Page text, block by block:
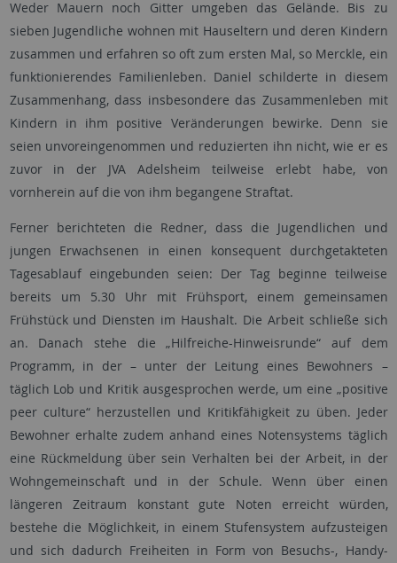
Weder Mauern noch Gitter umgeben das Gelände. Bis zu
sieben Jugendliche wohnen mit Hauseltern und deren Kindern
zusammen und erfahren so oft zum ersten Mal, so Merckle, ein
funktionierendes Familienleben. Daniel schilderte in diesem
Zusammenhang, dass insbesondere das Zusammenleben mit
Kindern in ihm positive Veränderungen bewirke. Denn sie
seien unvoreingenommen und reduzierten ihn nicht, wie er es
zuvor in der JVA Adelsheim teilweise erlebt habe, von
vornherein auf die von ihm begangene Straftat.
Ferner berichteten die Redner, dass die Jugendlichen und
jungen Erwachsenen in einen konsequent durchgetakteten
Tagesablauf eingebunden seien: Der Tag beginne teilweise
bereits um 5.30 Uhr mit Frühsport, einem gemeinsamen
Frühstück und Diensten im Haushalt. Die Arbeit schließe sich
an. Danach stehe die „Hilfreiche-Hinweisrunde“ auf dem
Programm, in der – unter der Leitung eines Bewohners –
täglich Lob und Kritik ausgesprochen werde, um eine „positive
peer culture“ herzustellen und Kritikfähigkeit zu üben. Jeder
Bewohner erhalte zudem anhand eines Notensystems täglich
eine Rückmeldung über sein Verhalten bei der Arbeit, in der
Wohngemeinschaft und in der Schule. Wenn über einen
längeren Zeitraum konstant gute Noten erreicht würden,
bestehe die Möglichkeit, in einem Stufensystem aufzusteigen
und sich dadurch Freiheiten in Form von Besuchs-, Handy-